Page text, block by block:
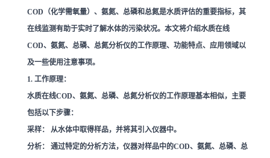
COD（化学需氧量）、氨氮、总磷和总氮是水质评估的重要指标，其
在线监测有助于实时了解水体的污染状况。本文将介绍水质在线
COD、氨氮、总磷、总氮分析仪的工作原理、功能特点、应用领域以
及一些使用注意事项。
1. 工作原理：
水质在线COD、氨氮、总磷、总氮分析仪的工作原理基本相似，主要
包括以下步骤：
采样：
从水体中取得样品，并将其引入仪器中。
分析：
通过特定的分析方法，仪器对样品中的COD、氨氮、总磷、总